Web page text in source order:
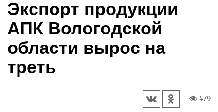
Экспорт продукции
АПК Вологодской
области вырос на
треть
479